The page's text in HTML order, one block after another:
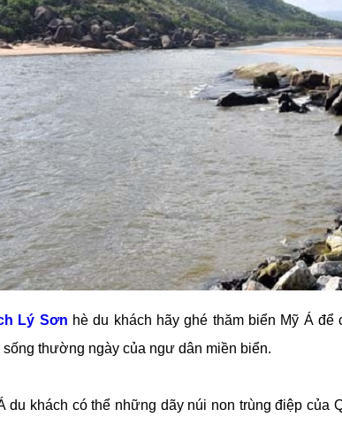
Lý Sơn hè du khách hãy ghé thăm biển Mỹ Á
sống thường ngày của ngư dân miền biển.
du khách có thể những dãy núi non trùng điệp của